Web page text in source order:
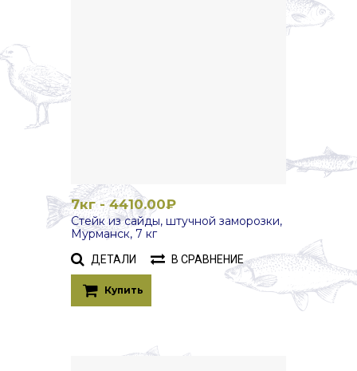
7кг - 4410.00₽
Стейк из сайды, штучной заморозки,
Мурманск, 7 кг
ДЕТАЛИ В СРАВНЕНИЕ
Купить